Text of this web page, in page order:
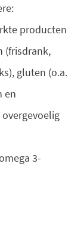
producten
(frisdrank,
gluten (o.a.
en
3-